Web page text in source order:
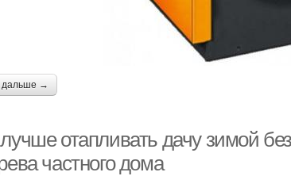
дальше →
отапливать дачу зимой
частного дома